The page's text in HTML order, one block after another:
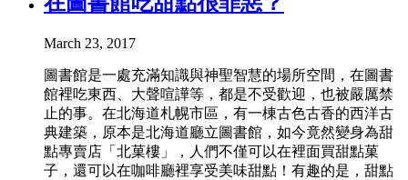
March 23, 2017
圖書館是一處充滿知識與神聖智慧的場所空間，在圖書
館裡吃東西、大聲喧譁等，都是不受歡迎，也被嚴厲禁
止的事。在北海道札幌市區，有一棟古色古香的西洋古
典建築，原本是北海道廳立圖書館，如今竟然變身為甜
點專賣店「北菓樓」，人們不僅可以在裡面買甜點菓
子，還可以在咖啡廳裡享受美味甜點！有趣的是，甜點